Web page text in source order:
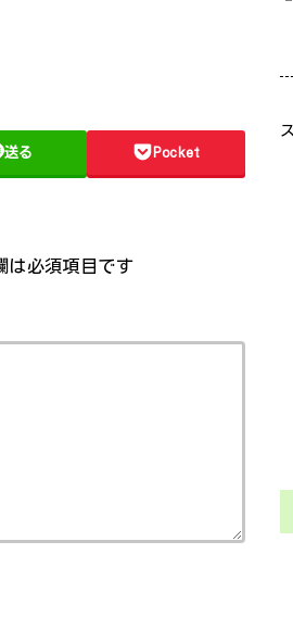
送る Pocket
は必須項目です